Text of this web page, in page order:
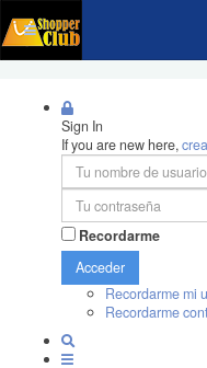
Sign In
If you are new here,
Recordarme
Acceder
Recordarme mi
Recordarme